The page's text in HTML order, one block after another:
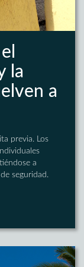
la
a
previa. Los
a
seguridad.